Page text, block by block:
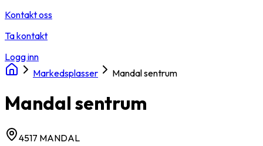
Kontakt oss
Ta kontakt
Logg inn
Markedsplasser
Mandal sentrum
Mandal sentrum
4517 MANDAL